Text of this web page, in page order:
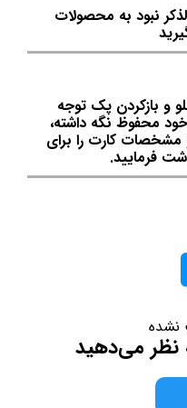
نبود به محصولات
و بازکردن پک توجه
خود محفوظ نگه داشته،
مشخصات کارت را برای
فرمایید.
نشده
نظر می‌دهید